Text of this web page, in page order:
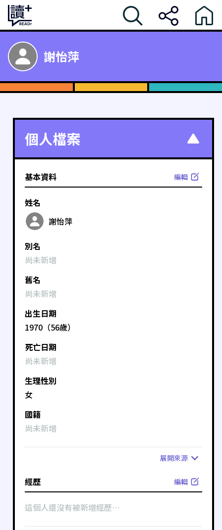
謝怡萍
個人檔案
基本資料 編輯
姓名
謝怡萍
別名
尚未新增
舊名
尚未新增
出生日期
1970（56歲）
死亡日期
尚未新增
生理性別
女
國籍
尚未新增
展開來源
經歷 編輯
這個人還沒有被新增經歷⋯